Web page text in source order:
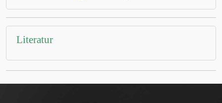
Literatur